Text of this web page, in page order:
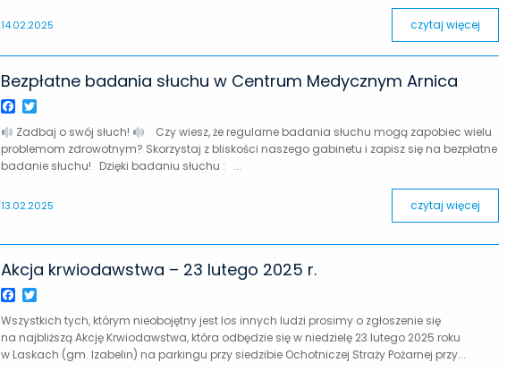
14.02.2025 czytaj więcej
Bezpłatne badania słuchu w Centrum Medycznym Arnica
Facebook
Zadbaj o swój słuch!
Czy wiesz, że regularne badania słuchu mogą zapobiec wielu
problemom zdrowotnym? Skorzystaj z bliskości naszego gabinetu i zapisz się na bezpłatne
badanie słuchu! Dzięki badaniu słuchu : ...
13.02.2025 czytaj więcej
Akcja krwiodawstwa – 23 lutego 2025 r.
Facebook
Wszystkich tych, którym nieobojętny jest los innych ludzi prosimy o zgłoszenie się
na najbliższą Akcję Krwiodawstwa, która odbędzie się w niedzielę 23 lutego 2025 roku
w Laskach (gm. Izabelin) na parkingu przy siedzibie Ochotniczej Straży Pożarnej przy...